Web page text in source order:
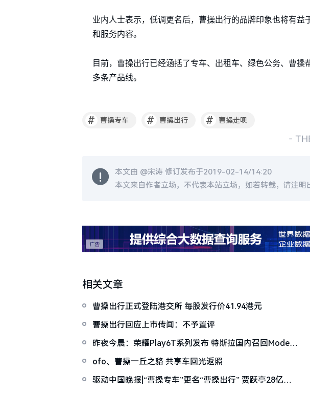
业内人士表示，低调更名后，曹操出行的品牌印象也将有
和服务内容。
目前，曹操出行已经涵括了专车、出租车、绿色公务、曹
多条产品线。
# 曹操专车 # 曹操出行 # 曹操走呗
-
本文由 @宋涛 修订发布于2019-02-14/14:20
本文来自作者立场，不代表本站立场，如若转载，请注明
相关文章
曹操出行正式登陆港交所 每股发行价41.94港元
曹操出行回应上市传闻：不予置评
昨夜今晨：荣耀Play6T系列发布 特斯拉国内召回Model 3
滴滴欲收购曹操出行
ofo、曹操一丘之貉 共享车回光返照
驱动中国晚报|“曹操专车”更名“曹操出行” 贾跃亭28亿债